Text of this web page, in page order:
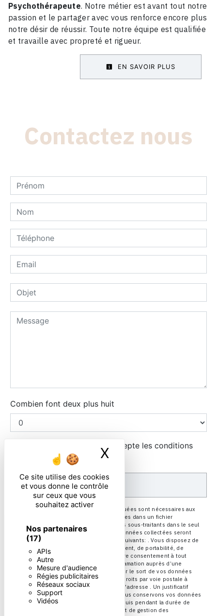
Ce site utilise des cookies
et vous donne le contrôle
sur ceux que vous
souhaitez activer
Nos partenaires
(17)
APIs
Autre
Mesure d'audience
Régies publicitaires
Réseaux sociaux
Support
Vidéos
X Masquer le
Psychothérapeute. Notre métier est avant tout notre
passion et le partager avec vous renforce encore plus
notre désir de réussir. Toute notre équipe est qualifiée
et travaille avec propreté et rigueur.
EN SAVOIR PLUS
Contactez nous
Combien font deux plus huit
En cochant cette case, j'accepte les conditions
particulières ci-dessous **
ENVOYER
** Les données personnelles communiquées sont nécessaires aux
fins de vous contacter et sont enregistrées dans un fichier
informatisé. Elles sont destinées à et ses sous-traitants dans le seul
but de répondre à votre message. Les données collectées seront
communiquées aux seuls destinataires suivants: . Vous disposez de
droits d’accès, de rectification, d’effacement, de portabilité, de
limitation, d’opposition, de retrait de votre consentement à tout
moment et du droit d’introduire une réclamation auprès d’une
autorité de contrôle, ainsi que d’organiser le sort de vos données
post-mortem. Vous pouvez exercer ces droits par voie postale à
l'adresse ou par courrier électronique à l'adresse . Un justificatif
d'identité pourra vous être demandé. Nous conservons vos données
pendant la période de prise de contact puis pendant la durée de
prescription légale aux fins probatoires et de gestion des